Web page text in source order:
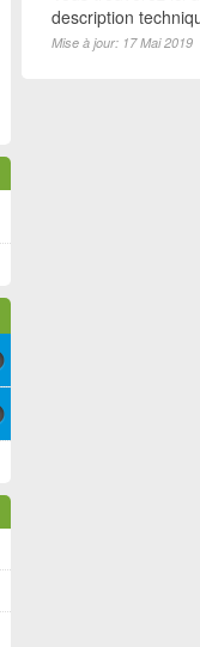
description
Mise à jour: 17 Mai 2019